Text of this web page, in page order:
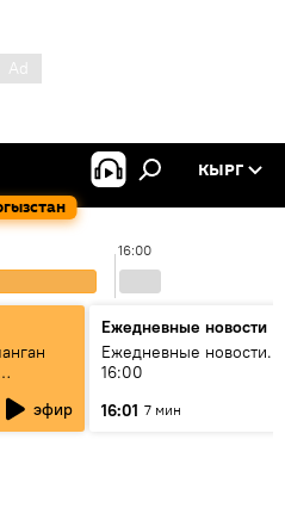
КЫРГ
16:00
эфир
Ежедневные новости
Ежедневные новости.
16:00
16:01 7 мин